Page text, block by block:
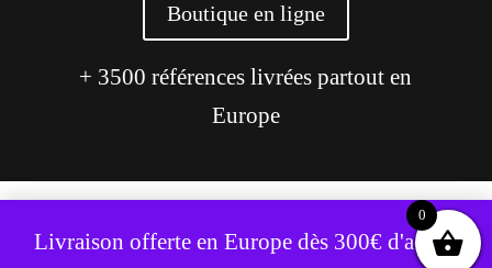
Livraison offerte en Europe dès 300€ d'achat,
Boutique en ligne
+ 3500 références livrées partout en
Europe
Ce site utilise des cookies pour améliorer votre expérience.
0